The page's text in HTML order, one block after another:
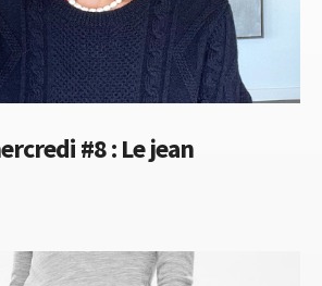
#8 : Le jean